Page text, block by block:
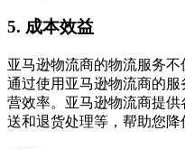
5. 成本效益
亚马逊物流商的物流服务不
通过使用亚马逊物流商的
营效率。亚马逊物流商提
送和退货处理等，帮助您降